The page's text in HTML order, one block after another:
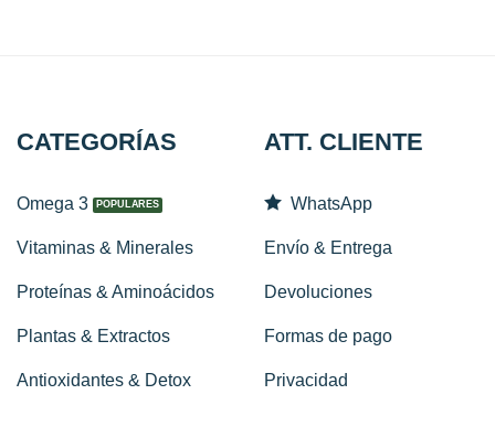
CATEGORÍAS
Omega 3
Vitaminas & Minerales
Proteínas & Aminoácidos
Plantas & Extractos
Antioxidantes & Detox
ATT. CLIENTE
WhatsApp
Envío & Entrega
Devoluciones
Formas de pago
Privacidad